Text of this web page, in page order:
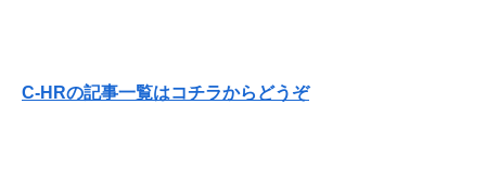
C-HRの記事一覧はコチラからどうぞ